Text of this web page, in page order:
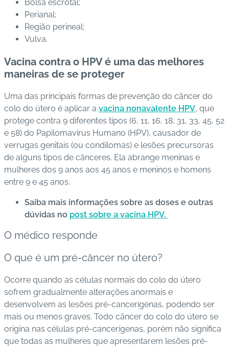
Bolsa escrotal;
Perianal;
Região perineal;
Vulva.
Vacina contra o HPV é uma das melhores
maneiras de se proteger
Uma das principais formas de prevenção do câncer do
colo do útero é aplicar a vacina nonavalente HPV, que
protege contra 9 diferentes tipos (6, 11, 16, 18, 31, 33, 45, 52
e 58) do Papilomavírus Humano (HPV), causador de
verrugas genitais (ou condilomas) e lesões precursoras
de alguns tipos de cânceres. Ela abrange meninas e
mulheres dos 9 anos aos 45 anos e meninos e homens
entre 9 e 45 anos.
Saiba mais informações sobre as doses e outras
dúvidas no post sobre a vacina HPV.
O médico responde
O que é um pré-câncer no útero?
Ocorre quando as células normais do colo do útero
sofrem gradualmente alterações anormais e
desenvolvem as lesões pré-cancerígenas, podendo ser
mais ou menos graves. Todo câncer do colo do útero se
origina nas células pré-cancerígenas, porém não significa
que todas as mulheres que apresentarem lesões pré-